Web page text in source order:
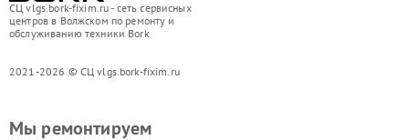
СЦ vlgs.bork-fixim.ru - сеть сервисных
центров в Волжском по ремонту и
обслуживанию техники Bork
2021-2026 © СЦ vlgs.bork-fixim.ru
Мы ремонтируем